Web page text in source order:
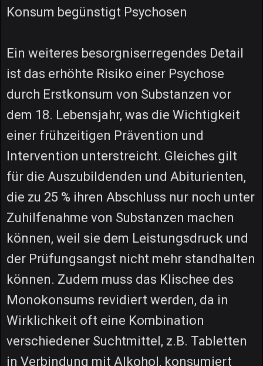
Konsum begünstigt Psychosen
Ein weiteres besorgniserregendes Detail
ist das erhöhte Risiko einer Psychose
durch Erstkonsum von Substanzen vor
dem 18. Lebensjahr, was die Wichtigkeit
einer frühzeitigen Prävention und
Intervention unterstreicht. Gleiches gilt
für die Auszubildenden und Abiturienten,
die zu 25 % ihren Abschluss nur noch unter
Zuhilfenahme von Substanzen machen
können, weil sie dem Leistungsdruck und
der Prüfungsangst nicht mehr standhalten
können. Zudem muss das Klischee des
Monokonsums revidiert werden, da in
Wirklichkeit oft eine Kombination
verschiedener Suchtmittel, z.B. Tabletten
in Verbindung mit Alkohol, konsumiert